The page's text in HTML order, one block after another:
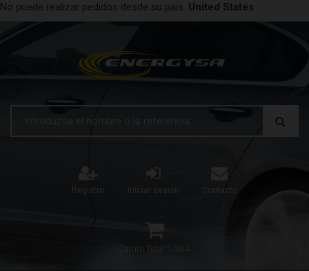
No puede realizar pedidos desde su país. United States
Registro Iniciar sesión Contacto
Carrito Total 0,00 €